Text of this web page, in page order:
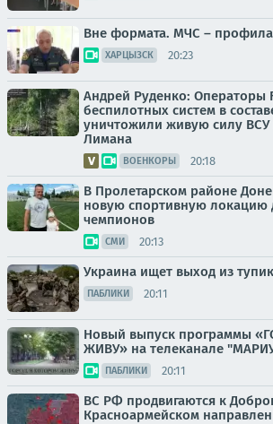
Вне формата. МЧС –
ХАРЦЫЗСК 20:23
Андрей Руденко: Операторы
беспилотных систем в
уничтожили живую силу ВСУ
Лимана
ВОЕНКОРЫ 20:18
В Пролетарском районе
новую спортивную локацию
чемпионов
СМИ 20:13
Украина ищет выход из
ПАБЛИКИ 20:11
Новый выпуск программы
ЖИВУ» на телеканале
ПАБЛИКИ 20:11
ВС РФ продвигаются к
Красноармейском